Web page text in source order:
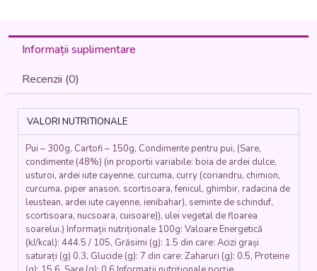
CARTOFI
CUPTOR
boia,
usturoi,
cartofi)
400-
Informații suplimentare
Recenzii (0)
VALORI NUTRITIONALE
Pui – 300g, Cartofi – 150g, Condimente pentru pui, (Sare,
condimente (48%) (in proportii variabile: boia de ardei dulce,
usturoi, ardei iute cayenne, curcuma, curry (coriandru, chimion,
curcuma, piper anason, scortisoara, fenicul, ghimbir, radacina de
leustean, ardei iute cayenne, ienibahar), seminte de schinduf,
scortisoara, nucsoara, cuisoare)), ulei vegetal de floarea
soarelui.) Informații nutriționale 100g: Valoare Energetică
(kJ/kcal): 444.5 / 105, Grăsimi (g): 1.5 din care: Acizi grași
saturați (g) 0.3, Glucide (g): 7 din care: Zaharuri (g): 0.5, Proteine